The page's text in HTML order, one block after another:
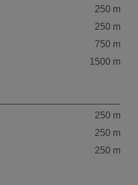
250 m
250 m
750 m
1500 m
250 m
250 m
250 m